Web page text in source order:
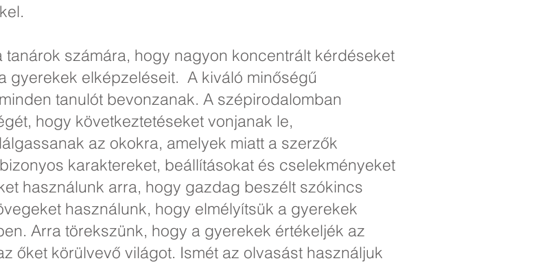
számára, hogy nagyon koncentrált kérdéseket
gyerekek elképzeléseit. A kiváló minőségű
tanulót bevonzanak. A szépirodalomban
hogy következtetéseket vonjanak le,
az okokra, amelyek miatt a szerzők
karaktereket, beállításokat és cselekményeket
használunk arra, hogy gazdag beszélt szókincs
használunk, hogy elmélyítsük a gyerekek
Arra törekszünk, hogy a gyerekek értékeljék az
őket körülvevő világot. Ismét az olvasást használjuk